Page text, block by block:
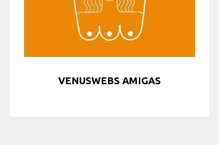
VENUSWEBS AMIGAS